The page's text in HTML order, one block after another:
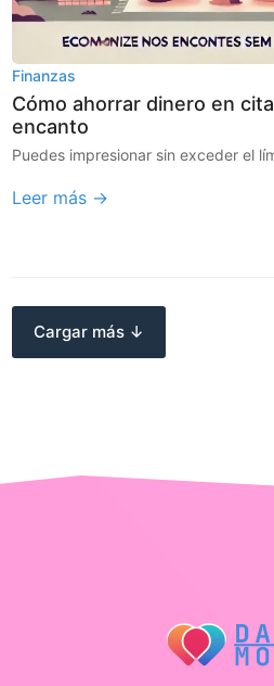
Finanzas
Cómo ahorrar dinero en
encanto
Puedes impresionar sin exceder el
Leer más →
Cargar más ↓